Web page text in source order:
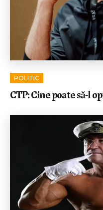
POLITIC
CTP: Cine poate să-l